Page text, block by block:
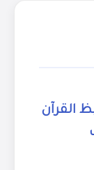
القرآن